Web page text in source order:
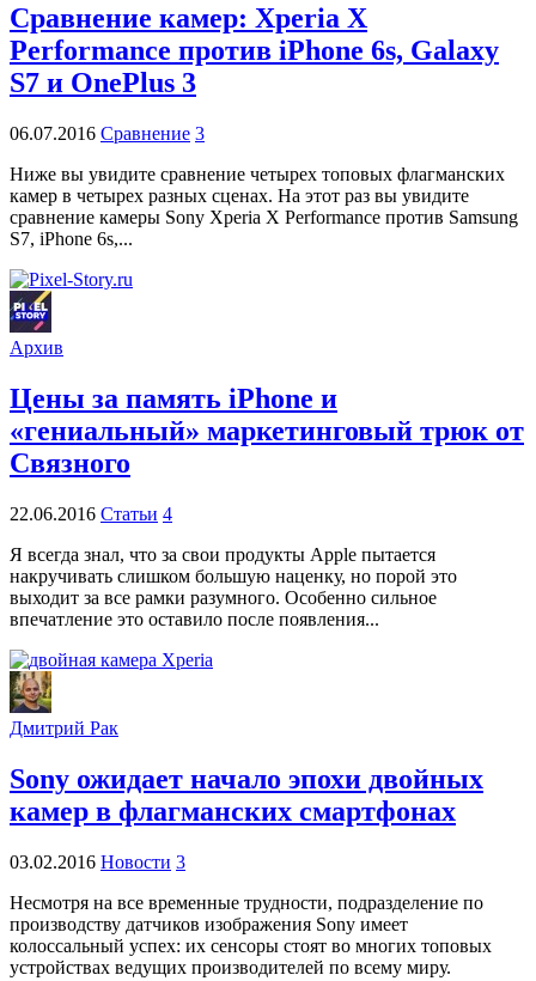
Сравнение камер: Xperia X
Performance против iPhone 6s, Galaxy
S7 и OnePlus 3
06.07.2016 Сравнение 3
Ниже вы увидите сравнение четырех топовых флагманских
камер в четырех разных сценах. На этот раз вы увидите
сравнение камеры Sony Xperia X Performance против Samsung
S7, iPhone 6s,...
Архив
Цены за память iPhone и
«гениальный» маркетинговый трюк от
Связного
22.06.2016 Статьи 4
Я всегда знал, что за свои продукты Apple пытается
накручивать слишком большую наценку, но порой это
выходит за все рамки разумного. Особенно сильное
впечатление это оставило после появления...
Дмитрий Рак
Sony ожидает начало эпохи двойных
камер в флагманских смартфонах
03.02.2016 Новости 3
Несмотря на все временные трудности, подразделение по
производству датчиков изображения Sony имеет
колоссальный успех: их сенсоры стоят во многих топовых
устройствах ведущих производителей по всему миру.